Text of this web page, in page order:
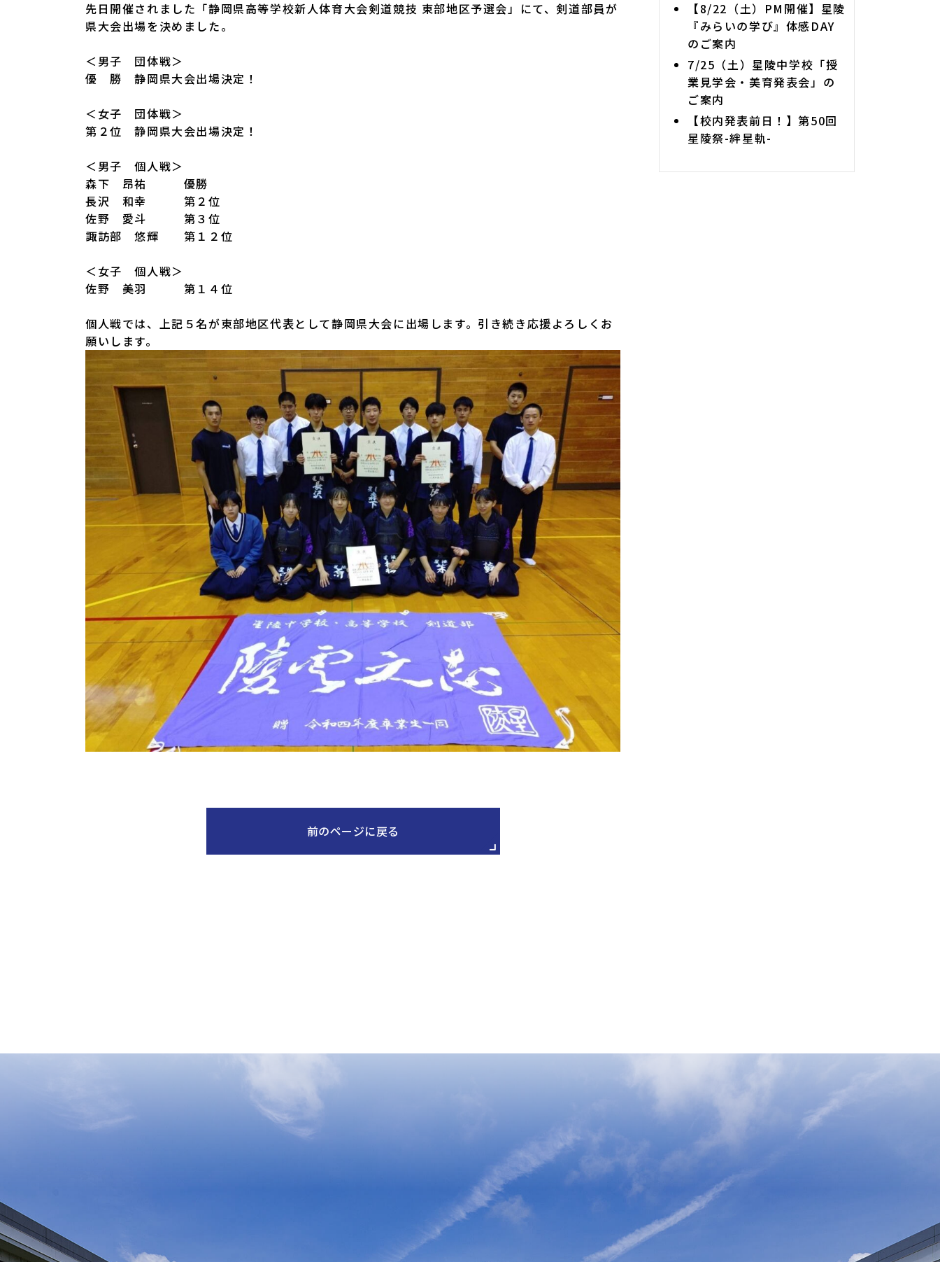
先日開催されました「静岡県高等学校新人体育大会剣道競技 東部地区予選会」にて、剣道部員が
県大会出場を決めました。
＜男子 団体戦＞
優 勝 静岡県大会出場決定！
＜女子 団体戦＞
第２位 静岡県大会出場決定！
＜男子 個人戦＞
森下 昂祐 優勝
長沢 和幸 第２位
佐野 愛斗 第３位
諏訪部 悠輝 第１２位
＜女子 個人戦＞
佐野 美羽 第１４位
個人戦では、上記５名が東部地区代表として静岡県大会に出場します。引き続き応援よろしくお
願いします。
前のページに戻る
【8/22（土）PM開催】星陵
『みらいの学び』体感DAY
のご案内
7/25（土）星陵中学校「授
業見学会・美育発表会」の
ご案内
【校内発表前日！】第50回
星陵祭-絆星軌-